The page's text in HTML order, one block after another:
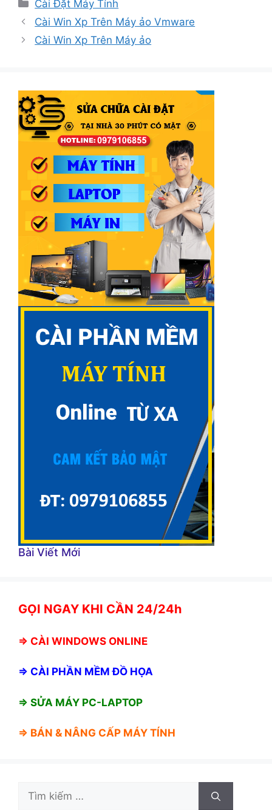
mục
Cài Đặt Máy Tính
Cài Win Xp Trên Máy ảo Vmware
Cài Win Xp Trên Máy ảo
Bài Viết Mới
GỌI NGAY KHI CẦN 24/24h
⇒ CÀI WINDOWS ONLINE
⇒ CÀI PHẦN MỀM ĐỒ HỌA
⇒ SỬA MÁY PC-LAPTOP
⇒ BÁN & NÂNG CẤP MÁY TÍNH
Tìm